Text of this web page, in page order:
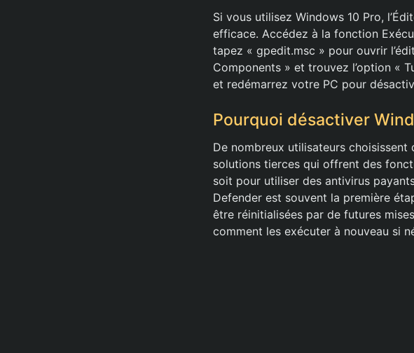
Si vous utilisez Windows 10 Pro,
efficace. Accédez à la fonction
tapez « gpedit.msc » pour ouvrir
Components » et trouvez l’option «
et redémarrez votre PC pour
Pourquoi désactiver
De nombreux utilisateurs
solutions tierces qui offrent des
soit pour utiliser des antivirus
Defender est souvent la première
être réinitialisées par de futures
comment les exécuter à nouveau si